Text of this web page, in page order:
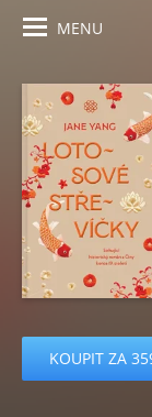
MENU
KOUPIT ZA